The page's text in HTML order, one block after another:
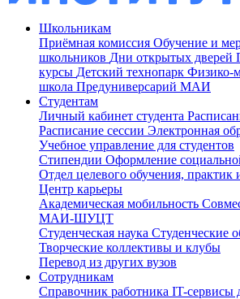
Школьникам
Приёмная комиссия Обучение и
школьников Дни открытых дверей
курсы Детский технопарк Физико-
школа Предуниверсарий МАИ
Студентам
Личный кабинет студента
Расписание сессии Электронная
Учебное управление для студентов
Стипендии Оформление
Отдел целевого обучения, практик
Центр карьеры
Академическая мобильность
МАИ-ШУЦТ
Студенческая наука Студенческие
Творческие коллективы и клубы
Перевод из других вузов
Сотрудникам
Cправочник работника IT-сервисы